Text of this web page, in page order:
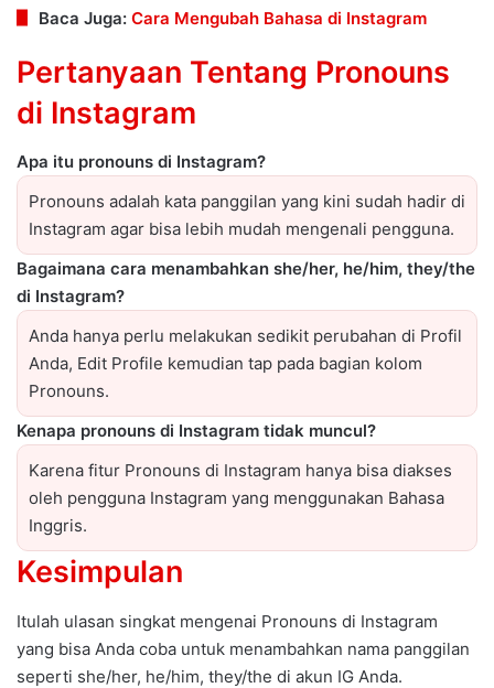
Baca Juga: Cara Mengubah Bahasa di Instagram
Pertanyaan Tentang Pronouns
di Instagram
Apa itu pronouns di Instagram?
Pronouns adalah kata panggilan yang kini sudah hadir di
Instagram agar bisa lebih mudah mengenali pengguna.
Bagaimana cara menambahkan she/her, he/him, they/the
di Instagram?
Anda hanya perlu melakukan sedikit perubahan di Profil
Anda, Edit Profile kemudian tap pada bagian kolom
Pronouns.
Kenapa pronouns di Instagram tidak muncul?
Karena fitur Pronouns di Instagram hanya bisa diakses
oleh pengguna Instagram yang menggunakan Bahasa
Inggris.
Kesimpulan
Itulah ulasan singkat mengenai Pronouns di Instagram
yang bisa Anda coba untuk menambahkan nama panggilan
seperti she/her, he/him, they/the di akun IG Anda.